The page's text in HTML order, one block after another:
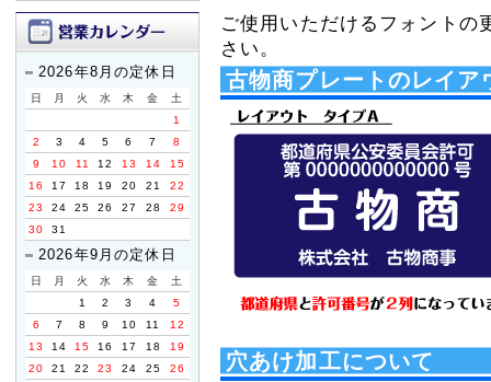
誠に勝手ながら、以下の期
間を休業とさせていただき
ます。
【休暇期間】
2026年8月8日(土) ～ 8
月16日(日)
【お盆期間前発送、最終注
文受付日】
2026年8月3日(月)
※お支払手続きも同日中に
お願い致します。
休業期間中にお問い合わせ
いただきました件に関して
は、8月17日より順次ご対
応・発送をさせていただき
ます。
2026年8月の定休日
日 月 火 水 木 金
土
1
2
3 4 5 6 7
8
9
10 11 12 13 14
15
16
17 18 19 20 21
22
23
24 25 26 27 28
29
30
31
2026年9月の定休日
日 月 火 水 木 金
土
1
2 3 4
5
6
7 8 9 10 11
12
13
14 15 16 17 18
19
20
21 22 23 24 25
26
ご使用いただけるフォントの
さい。
古物商プレートのレイア
穴あけ加工について